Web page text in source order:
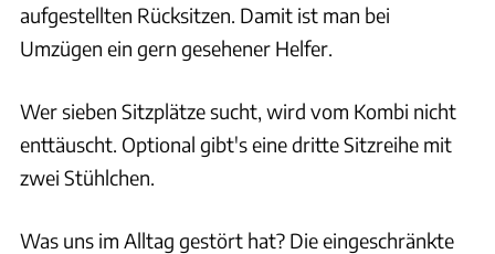
aufgestellten Rücksitzen. Damit ist man bei
Umzügen ein gern gesehener Helfer.
Wer sieben Sitzplätze sucht, wird vom Kombi nicht
enttäuscht. Optional gibt's eine dritte Sitzreihe mit
zwei Stühlchen.
Was uns im Alltag gestört hat? Die eingeschränkte